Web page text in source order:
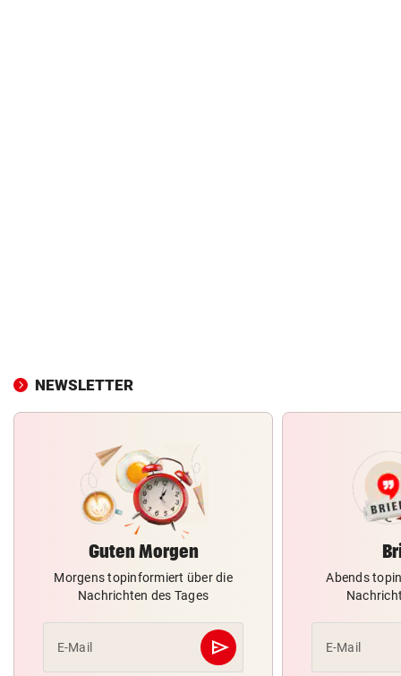
NEWSLETTER
Guten Morgen
Morgens topinformiert über die
Nachrichten des Tages
E-Mail send
Abschicken
Abends
E-Mail